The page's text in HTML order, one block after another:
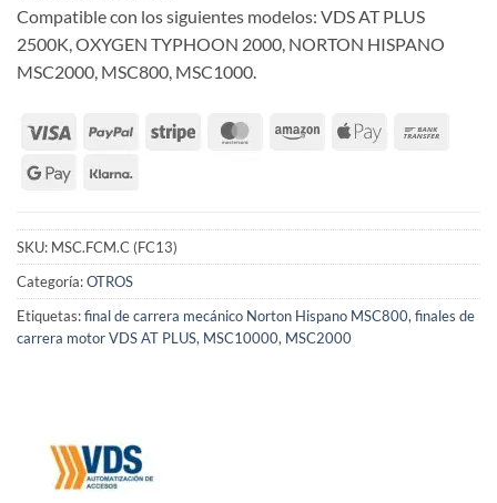
Compatible con los siguientes modelos: VDS AT PLUS
2500K, OXYGEN TYPHOON 2000, NORTON HISPANO
MSC2000, MSC800, MSC1000.
SKU: MSC.FCM.C (FC13)
Categoría:OTROS
Etiquetas:final de carrera mecánico Norton Hispano MSC800, finales de
carrera motor VDS AT PLUS, MSC10000, MSC2000